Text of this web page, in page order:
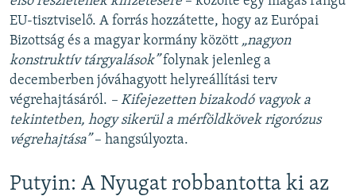
EU-tisztviselő. A forrás hozzátette, hogy az Európai
Bizottság és a magyar kormány között „nagyon
konstruktív tárgyalások”folynak jelenleg a
decemberben jóváhagyott helyreállítási terv
végrehajtásáról. – Kifejezetten bizakodó vagyok a
tekintetben, hogy sikerül a mérföldkövek rigorózus
végrehajtása”– hangsúlyozta.
Putyin: A Nyugat robbantotta ki az